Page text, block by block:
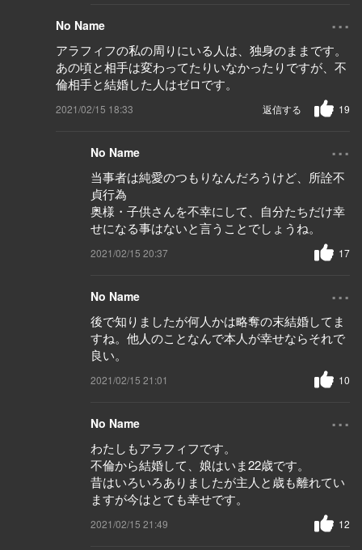
No Name ...
アラフィフの私の周りにいる人は、独身のままです。
あの頃と相手は変わってたりいなかったりですが、不
倫相手と結婚した人はゼロです。
2021/02/15 18:33 19
返信する
No Name ...
当事者は純愛のつもりなんだろうけど、所詮不
貞行為
奥様・子供さんを不幸にして、自分たちだけ幸
せになる事はないと言うことでしょうね。
2021/02/15 20:37 17
No Name ...
後で知りましたが何人かは略奪の末結婚してま
すね。他人のことなんで本人が幸せならそれで
良い。
2021/02/15 21:01 10
No Name ...
わたしもアラフィフです。
不倫から結婚して、娘はいま22歳です。
昔はいろいろありましたが主人と歳も離れてい
ますが今はとても幸せです。
2021/02/15 21:49 12